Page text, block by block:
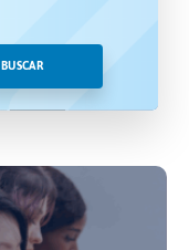
BUSCAR